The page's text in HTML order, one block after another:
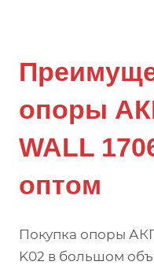
опоры
WALL
оптом
Покупка опоры
K02 в большом